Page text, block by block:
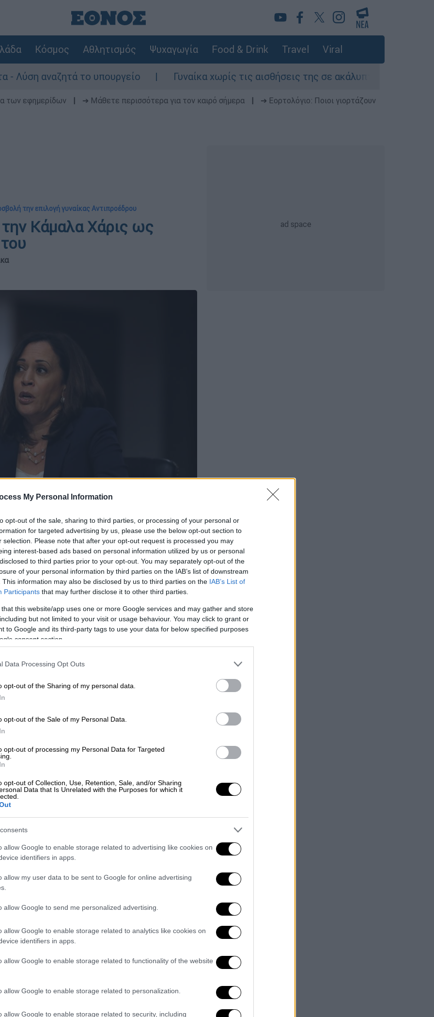
My Personal Information
opt-out of the sale, sharing to third parties, or processing of your personal or
for targeted advertising by us, please use the below opt-out section to
selection. Please note that after your opt-out request is processed you may
interest-based ads based on personal information utilized by us or personal
to third parties prior to your opt-out. You may separately opt-out of the
of your personal information by third parties on the IAB’s list of downstream
This information may also be disclosed by us to third parties on the IAB’s List of
Participants that may further disclose it to other third parties.
that this website/app uses one or more Google services and may gather and store
but not limited to your visit or usage behaviour. You may click to grant or
to Google and its third-party tags to use your data for below specified purposes
consent section.
Data Processing Opt Outs
opt-out of the Sharing of my personal data.
opt-out of the Sale of my Personal Data.
opt-out of processing my Personal Data for Targeted
opt-out of Collection, Use, Retention, Sale, and/or Sharing
Data that Is Unrelated with the Purposes for which it
allow Google to enable storage related to advertising like cookies on
identifiers in apps.
allow my user data to be sent to Google for online advertising
allow Google to send me personalized advertising.
allow Google to enable storage related to analytics like cookies on
identifiers in apps.
allow Google to enable storage related to functionality of the website
allow Google to enable storage related to personalization.
allow Google to enable storage related to security, including
Κόσμος Αθλητισμός Ψυχαγωγία Food & Drink Travel Viral
το υπουργείο Γυναίκα χωρίς τις αισθήσεις της σε ακάλυπτο πολυκατοικίας
των εφημερίδων ➔ Μάθετε περισσότερα για τον καιρό σήμερα
➔ Εορτολόγιο: Ποιοι γιορτάζουν
την επιλογή γυναίκας Αντιπροέδρου
Κάμαλα Χάρις ως
το ΕΘΝΟΣ στη Google
Καλιφόρνια επέλεξε οΤζο Μπάιντενως
προεδρικών εκλογών της 3ης
του.
την Ινδία και την Τζαμάικα,είναι η πρώτη
την αντιπροεδρία των ΗΠΑ. Μεταξύ των
Μίσιγκαν Γκρέτσεν Γουίτμερ, η
από την Τζόρτζια Στέισι
με τη Χάρις αύριο Τετάρτη, στο
την επιλογή γυναίκας
άνδρες θα μπορούσαν να νιώσουν
Δημοκρατικού αντιπάλου του Τζο
του για τις προεδρικές
ανθρώπων», δήλωσε ο πρόεδρος των
στο ραδιοφωνικό δίκτυο Fox
προς τους άνδρες
τον Ρεπουμπλικανό πρόεδρο στις
από την έναρξη της προεκλογικής
μία